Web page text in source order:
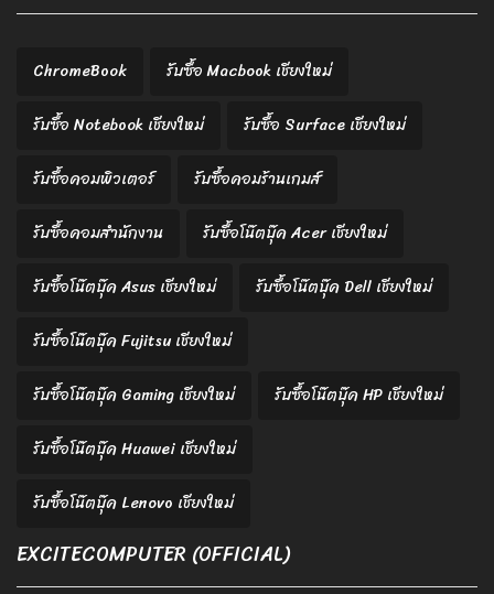
ChromeBook
รับซื้อ Macbook เชียงใหม่
รับซื้อ Notebook เชียงใหม่
รับซื้อ Surface เชียงใหม่
รับซื้อคอมพิวเตอร์
รับซื้อคอมร้านเกมส์
รับซื้อคอมสำนักงาน
รับซื้อโน๊ตบุ๊ค Acer เชียงใหม่
รับซื้อโน๊ตบุ๊ค Asus เชียงใหม่
รับซื้อโน๊ตบุ๊ค Dell เชียงใหม่
รับซื้อโน๊ตบุ๊ค Fujitsu เชียงใหม่
รับซื้อโน๊ตบุ๊ค Gaming เชียงใหม่
รับซื้อโน๊ตบุ๊ค HP เชียงใหม่
รับซื้อโน๊ตบุ๊ค Huawei เชียงใหม่
รับซื้อโน๊ตบุ๊ค Lenovo เชียงใหม่
EXCITECOMPUTER (OFFICIAL)